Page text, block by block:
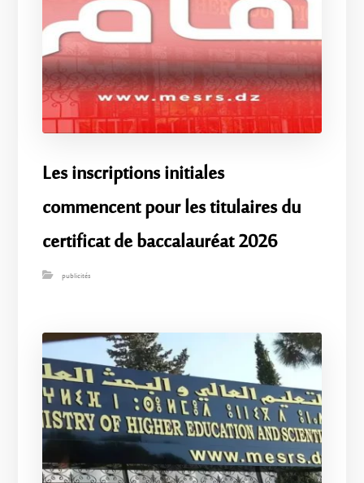
Les inscriptions initiales
commencent pour les titulaires du
certificat de baccalauréat 2026
publicités